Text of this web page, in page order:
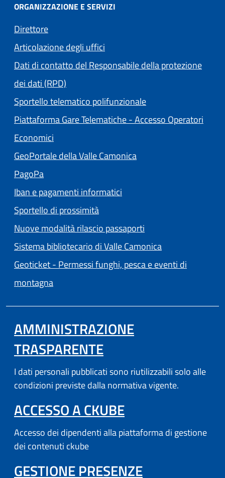
ORGANIZZAZIONE E SERVIZI
Direttore
Articolazione degli uffici
Dati di contatto del Responsabile della protezione
dei dati (RPD)
Sportello telematico polifunzionale
Piattaforma Gare Telematiche - Accesso Operatori
Economici
GeoPortale della Valle Camonica
PagoPa
Iban e pagamenti informatici
Sportello di prossimità
Nuove modalità rilascio passaporti
Sistema bibliotecario di Valle Camonica
Geoticket - Permessi funghi, pesca e eventi di
montagna
AMMINISTRAZIONE
TRASPARENTE
I dati personali pubblicati sono riutilizzabili solo alle
condizioni previste dalla normativa vigente.
ACCESSO A CKUBE(APRE IN
Accesso dei dipendenti alla piattaforma di gestione
dei contenuti ckube
GESTIONE PRESENZE(APRE IN